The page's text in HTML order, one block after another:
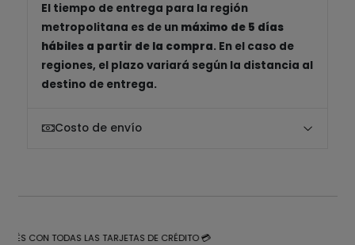
El tiempo de entrega para la región
metropolitana es de un máximo de 5 días
hábiles a partir de la compra. En el caso de
regiones, el plazo variará según la distancia al
destino de entrega.
Costo de envío
CON TODAS LAS TARJETAS DE CRÉDITO 💳